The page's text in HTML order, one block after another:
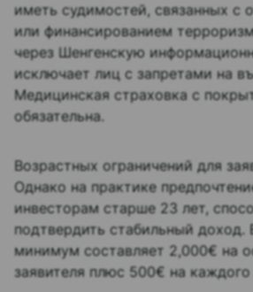
иметь судимостей, связанных с
или финансированием
через Шенгенскую
исключает лиц с запретами на
Медицинская страховка с
обязательна.
Возрастных ограничений для
Однако на практике
инвесторам старше 23 лет,
подтвердить стабильный
минимум составляет 2,000€ на
заявителя плюс 500€ на